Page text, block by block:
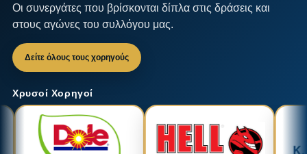
Οι συνεργάτες που βρίσκονται δίπλα στις δράσεις και
στους αγώνες του συλλόγου μας.
Δείτε όλους τους χορηγούς
Χρυσοί Χορηγοί